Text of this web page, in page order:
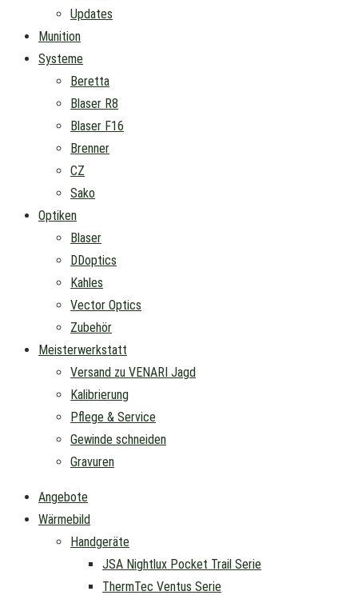
Updates
Munition
Systeme
Beretta
Blaser R8
Blaser F16
Brenner
CZ
Sako
Optiken
Blaser
DDoptics
Kahles
Vector Optics
Zubehör
Meisterwerkstatt
Versand zu VENARI Jagd
Kalibrierung
Pflege & Service
Gewinde schneiden
Gravuren
Angebote
Wärmebild
Handgeräte
JSA Nightlux Pocket Trail Serie
ThermTec Ventus Serie